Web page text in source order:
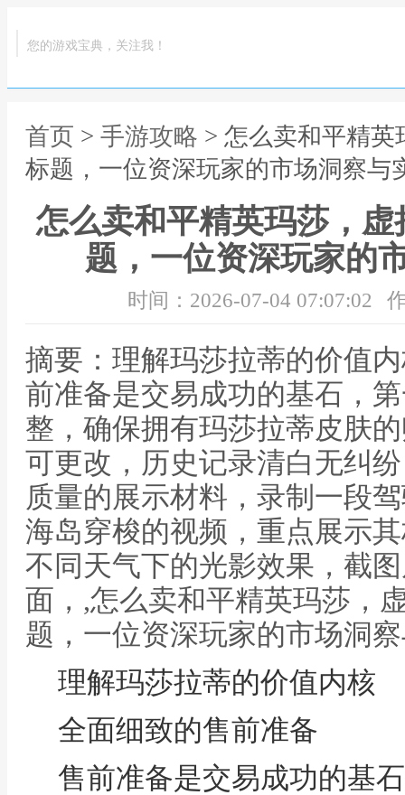
您的游戏宝典，关注我！
首页 > 手游攻略 > 怎么卖和平精
标题，一位资深玩家的市场洞察与
怎么卖和平精英玛莎，
题，一位资深玩家的
时间：2026-07-04 07:07:02
摘要：理解玛莎拉蒂的价值
前准备是交易成功的基石，
整，确保拥有玛莎拉蒂皮肤
可更改，历史记录清白无纠
质量的展示材料，录制一段
海岛穿梭的视频，重点展示
不同天气下的光影效果，截
面，,怎么卖和平精英玛莎，
题，一位资深玩家的市场洞
理解玛莎拉蒂的价值内核
全面细致的售前准备
售前准备是交易成功的基